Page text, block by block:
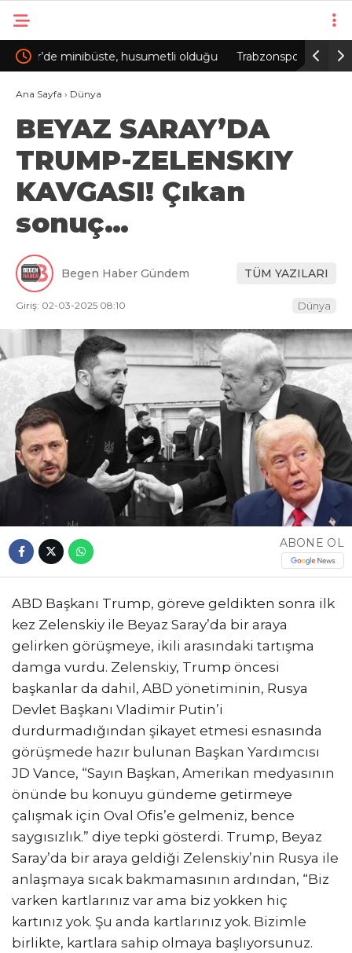
Trabzonspor’da Salah etkisi; kombinede tarihi
rekor
Bakan
Ana Sayfa › Dünya
BEYAZ SARAY’DA
TRUMP-ZELENSKIY
KAVGASI! Çıkan
sonuç…
Begen Haber Gündem TÜM YAZILARI
Giriş: 02-03-2025 08:10 Dünya
ABONE OL
ABD Başkanı Trump, göreve geldikten sonra ilk
kez Zelenskiy ile Beyaz Saray’da bir araya
gelirken görüşmeye, ikili arasındaki tartışma
damga vurdu. Zelenskiy, Trump öncesi
başkanlar da dahil, ABD yönetiminin, Rusya
Devlet Başkanı Vladimir Putin’i
durdurmadığından şikayet etmesi esnasında
görüşmede hazır bulunan Başkan Yardımcısı
JD Vance, “Sayın Başkan, Amerikan medyasının
önünde bu konuyu gündeme getirmeye
çalışmak için Oval Ofis’e gelmeniz, bence
saygısızlık.” diye tepki gösterdi. Trump, Beyaz
Saray’da bir araya geldiği Zelenskiy’nin Rusya ile
anlaşmaya sıcak bakmamasının ardından, “Biz
varken kartlarınız var ama biz yokken hiç
kartınız yok. Şu anda kartlarınız yok. Bizimle
birlikte, kartlara sahip olmaya başlıyorsunuz.